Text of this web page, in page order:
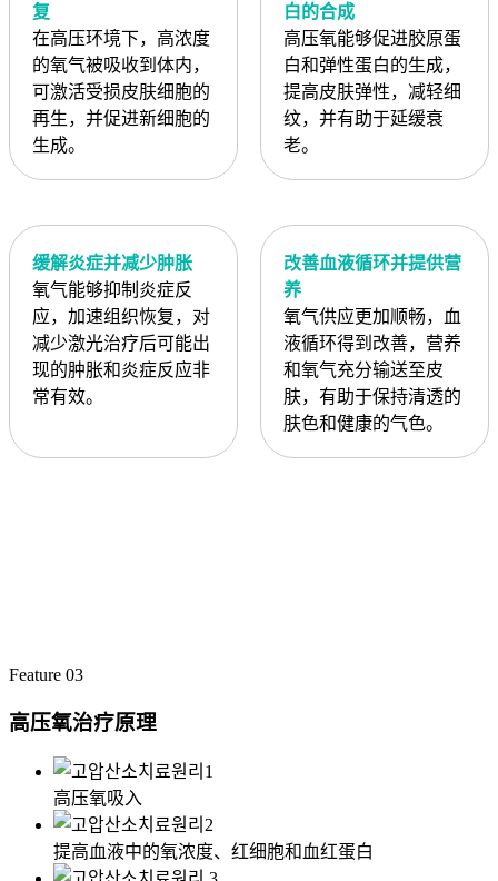
复
在高压环境下，高浓度
的氧气被吸收到体内，
可激活受损皮肤细胞的
再生，并促进新细胞的
生成。
白的合成
高压氧能够促进胶原蛋
白和弹性蛋白的生成，
提高皮肤弹性，减轻细
纹，并有助于延缓衰
老。
缓解炎症并减少肿胀
氧气能够抑制炎症反
应，加速组织恢复，对
减少激光治疗后可能出
现的肿胀和炎症反应非
常有效。
改善血液循环并提供营
养
氧气供应更加顺畅，血
液循环得到改善，营养
和氧气充分输送至皮
肤，有助于保持清透的
肤色和健康的气色。
Feature 03
高压氧治疗原理
高压氧吸入
提高血液中的氧浓度、红细胞和血红蛋白